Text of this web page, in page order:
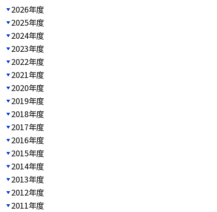
2026年度
2025年度
2024年度
2023年度
2022年度
2021年度
2020年度
2019年度
2018年度
2017年度
2016年度
2015年度
2014年度
2013年度
2012年度
2011年度